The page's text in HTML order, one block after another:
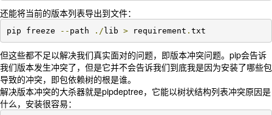
还能将当前的版本列表导出到文件：
pip freeze -- path ./lib > requirement . txt
但这些都不足以解决我们真实面对的问题，即版本冲突问题。pip会告诉
我们版本发生冲突了，但是它并不会告诉我们到底我是因为安装了哪些包
导致的冲突，即包依赖树的根是谁。
解决版本冲突的大杀器就是pipdeptree，它能以树状结构列表冲突原因是
什么，安装很容易：